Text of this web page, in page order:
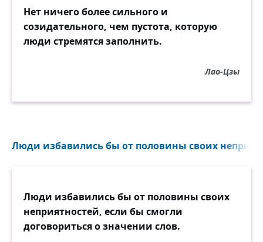
Нет ничего более сильного и
созидательного, чем пустота, которую
люди стремятся заполнить.
Лао-Цзы
Люди избавились бы от половины своих
Люди избавились бы от половины своих
неприятностей, если бы смогли
договориться о значении слов.